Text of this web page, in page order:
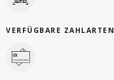
VERFÜGBARE ZAHLARTEN